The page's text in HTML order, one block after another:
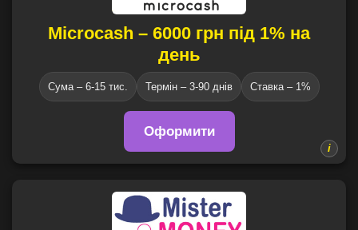
Microcash – 6000 грн під 1% на
день
Сума – 6-15 тис. Термін – 3-90 днів Ставка – 1%
Оформити